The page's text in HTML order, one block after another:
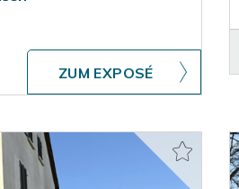
ZUM EXPOSÉ